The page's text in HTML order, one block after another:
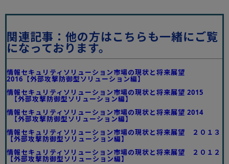
関連記事：他の方はこちらも一緒にご覧
になっております。
情報セキュリティソリューション市場の現状と将来展望
2016【外部攻撃防御型ソリューション編】
情報セキュリティソリューション市場の現状と将来展望 2015
【外部攻撃防御型ソリューション編】
情報セキュリティソリューション市場の現状と将来展望 2014
【外部攻撃防御型ソリューション編】
情報セキュリティソリューション市場の現状と将来展望 ２０１３
【外部攻撃防御型ソリューション編】
情報セキュリティソリューション市場の現状と将来展望 ２０１２
【外部攻撃防御型ソリューション編】